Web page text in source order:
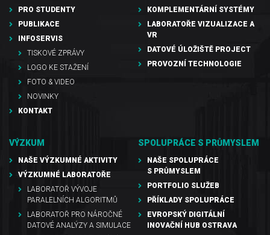
PRO STUDENTY
PUBLIKACE
INFOSERVIS
TISKOVÉ ZPRÁVY
LOGO KE STAŽENÍ
FOTO & VIDEO
NOVINKY
KONTAKT
KOMPLEMENTÁRNÍ SYSTÉMY
LABORATOŘE VIZUALIZACE A
VR
DATOVÉ ÚLOŽIŠTĚ PROJECT
PROVOZNÍ TECHNOLOGIE
VÝZKUM
NAŠE VÝZKUMNÉ AKTIVITY
VÝZKUMNÉ LABORATOŘE
LABORATOŘ VÝVOJE
PARALELNÍCH ALGORITMŮ
LABORATOŘ PRO NÁROČNÉ
DATOVÉ ANALÝZY A SIMULACE
SPOLUPRÁCE S PRŮMYSLEM
NAŠE SPOLUPRÁCE
S PRŮMYSLEM
PORTFOLIO SLUŽEB
PŘÍKLADY SPOLUPRÁCE
EVROPSKÝ DIGITÁLNÍ
INOVAČNÍ HUB OSTRAVA